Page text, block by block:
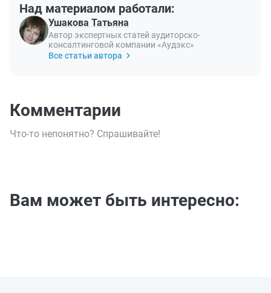
Над материалом работали:
Ушакова Татьяна
Автор экспертных статей аудиторско-
консалтинговой компании «Аудэкс»
Все статьи автора
Комментарии
Что-то непонятно? Спрашивайте!
Вам может быть интересно: